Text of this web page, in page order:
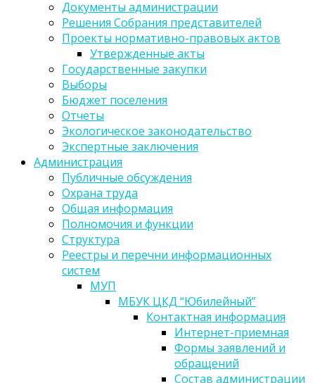
Документы администрации
Решения Собрания представителей
Проекты нормативно-правовых актов
Утвержденные акты
Государственные закупки
Выборы
Бюджет поселения
Отчеты
Экологическое законодательство
Экспертные заключения
Администрация
Публичные обсуждения
Охрана труда
Общая информация
Полномочия и функции
Структура
Реестры и перечни информационных
систем
МУП
МБУК ЦКД “Юбилейный”
Контактная информация
Интернет-приемная
Формы заявлений и
обращений
Состав администрации